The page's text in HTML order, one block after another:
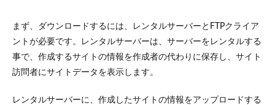
まず、ダウンロードするには、レンタルサーバーとFTPクライア
ントが必要です。レンタルサーバーは、サーバーをレンタルする
事で、作成するサイトの情報を作成者の代わりに保存し、サイト
訪問者にサイトデータを表示します。
レンタルサーバーに、作成したサイトの情報をアップロードする